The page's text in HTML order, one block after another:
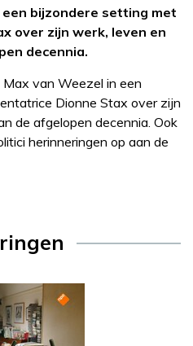
bijzondere setting met
over zijn werk, leven en
decennia.
van Weezel in een
Dionne Stax over zijn
de afgelopen decennia. Ook
herinneringen op aan de